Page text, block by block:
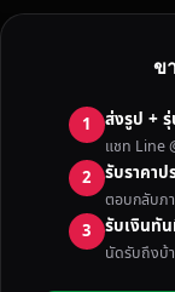
ข
1 ส่งรูป +
แชท Line
2 รับราคาป
ตอบกลับภ
3 รับเงินทั
นัดรับถึงบ้